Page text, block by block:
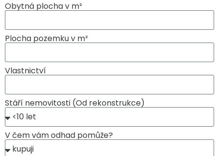
Obytná plocha v m²
Plocha pozemku v m²
Vlastnictví
Stáří nemovitosti (Od rekonstrukce)
V čem vám odhad pomůže?